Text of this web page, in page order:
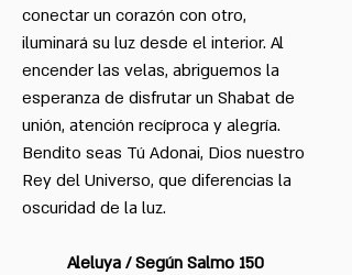
¡Kabalat Janucá!
conectar un corazón con otro,
iluminará su luz desde el interior. Al
encender las velas, abriguemos la
esperanza de disfrutar un Shabat de
unión, atención recíproca y alegría.
Bendito seas Tú Adonai, Dios nuestro
Rey del Universo, que diferencias la
oscuridad de la luz.
Aleluya / Según Salmo 150